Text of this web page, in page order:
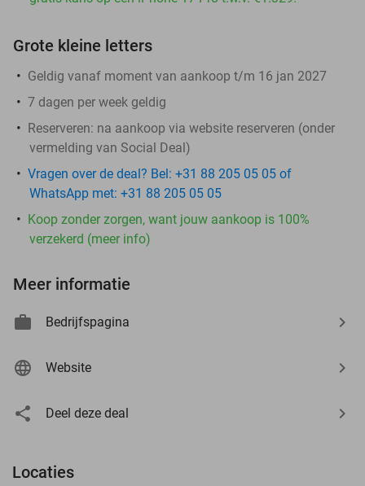
Grote kleine letters
Geldig vanaf moment van aankoop t/m 16 jan 2027
7 dagen per week geldig
Reserveren: na aankoop via website reserveren (onder
vermelding van Social Deal)
Vragen over de deal? Bel: +31 88 205 05 05 of
WhatsApp met: +31 88 205 05 05
Koop zonder zorgen, want jouw aankoop is 100%
verzekerd (meer info)
Meer informatie
Bedrijfspagina
Website
Deel deze deal
Locaties